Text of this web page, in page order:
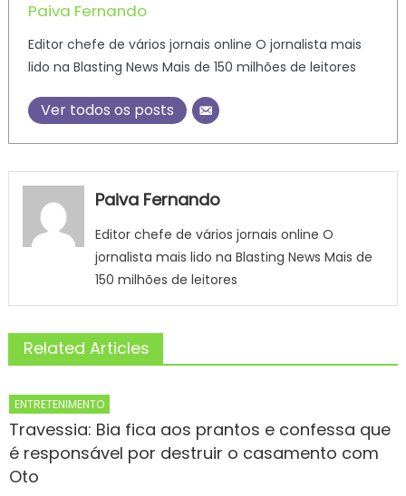
Paiva Fernando
Editor chefe de vários jornais online O jornalista mais
lido na Blasting News Mais de 150 milhões de leitores
Ver todos os posts
Paiva Fernando
Editor chefe de vários jornais online O
jornalista mais lido na Blasting News Mais de
150 milhões de leitores
Related Articles
ENTRETENIMENTO
Travessia: Bia fica aos prantos e confessa que
é responsável por destruir o casamento com
Oto